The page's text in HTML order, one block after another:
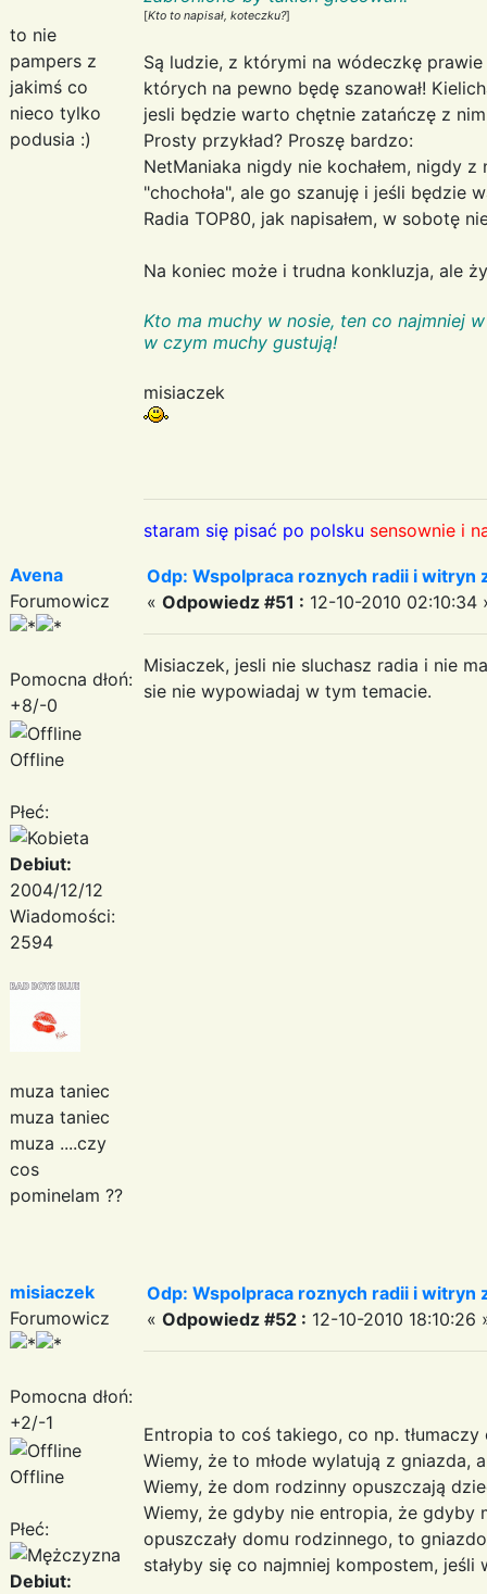
to nie
pampers z
jakimś co
nieco tylko
podusia :)
[Kto to napisał, koteczku?]
Są ludzie, z którymi na wódeczkę
których na pewno będę szanował!
jesli będzie warto chętnie zatańczę z
Prosty przykład? Proszę bardzo:
NetManiaka nigdy nie kochałem, nigdy z
"chochoła", ale go szanuję i jeśli będzie
Radia TOP80, jak napisałem, w sobotę
Na koniec może i trudna konkluzja, ale
Kto ma muchy w nosie, ten co najmniej
w czym muchy gustują!
misiaczek
staram się pisać po polsku sensownie i
Avena
Forumowicz
Pomocna dłoń:
+8/-0
Offline
Płeć:
Debiut:
2004/12/12
Wiadomości:
2594
muza taniec
muza taniec
muza ....czy
cos
pominelam ??
Odp: Wspolpraca roznych radii i witryn
« Odpowiedz #51 : 12-10-2010 02:10:34
Misiaczek, jesli nie sluchasz radia i nie
sie nie wypowiadaj w tym temacie.
misiaczek
Forumowicz
Pomocna dłoń:
+2/-1
Offline
Płeć:
Debiut:
Odp: Wspolpraca roznych radii i witryn
« Odpowiedz #52 : 12-10-2010 18:10:26
Entropia to coś takiego, co np.
Wiemy, że to młode wylatują z gniazda,
Wiemy, że dom rodzinny opuszczają
Wiemy, że gdyby nie entropia, że gdyby
opuszczały domu rodzinnego, to
stałyby się co najmniej kompostem, jeśli